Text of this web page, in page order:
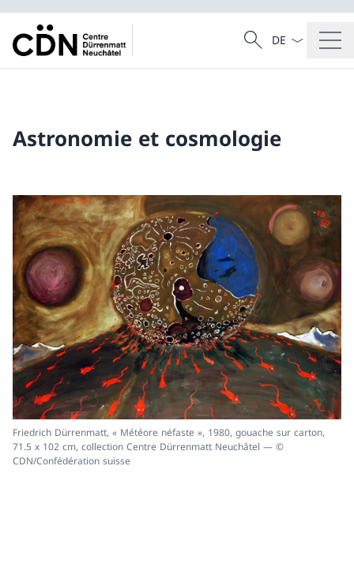
Recherche
Recherche
La langue
Astronomie et cosmologie
Friedrich Dürrenmatt, « Météore néfaste », 1980, gouache sur carton,
71.5 x 102 cm, collection Centre Dürrenmatt Neuchâtel — ©
CDN/Confédération suisse